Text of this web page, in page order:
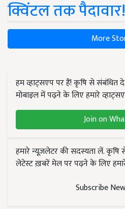
क्विंटल तक पैदावार!
More
हम व्हाट्सएप पर हैं! कृषि से संबंधित
मोबाइल में पढ़ने के लिए हमारे
Join on
हमारे न्यूज़लेटर की सदस्यता लें.
लेटेस्ट ख़बरें मेल पर पढ़ने के लिए
Subscribe